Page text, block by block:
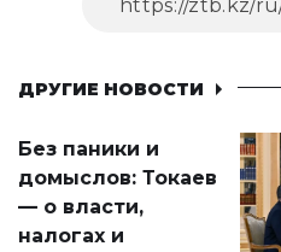
ДРУГИЕ НОВОСТИ
Без паники и
домыслов: Токаев
— о власти,
налогах и